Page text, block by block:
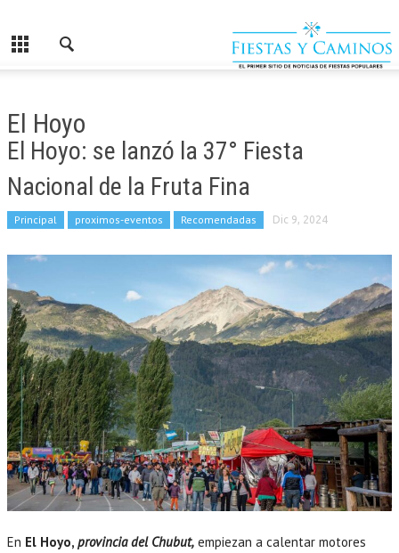
El Hoyo
El Hoyo: se lanzó la 37° Fiesta
Nacional de la Fruta Fina
Principal proximos-eventos Recomendadas Dic 9, 2024
En El Hoyo, provincia del Chubut, empiezan a calentar motores